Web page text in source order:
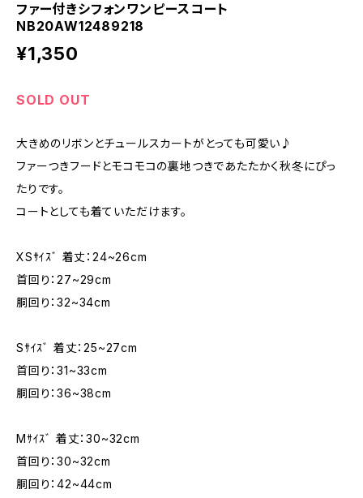
ファー付きシフォンワンピースコート
NB20AW12489218
¥1,350
SOLD OUT
大きめのリボンとチュールスカートがとっても可愛い♪
ファーつきフードとモコモコの裏地つきであたたかく秋冬にぴっ
たりです。
コートとしても着ていただけます。
XSｻｲｽﾞ 着丈：24~26cm
首回り：27~29cm
胴回り：32~34cm
Sｻｲｽﾞ 着丈：25~27cm
首回り：31~33cm
胴回り：36~38cm
Mｻｲｽﾞ 着丈：30~32cm
首回り：30~32cm
胴回り：42~44cm